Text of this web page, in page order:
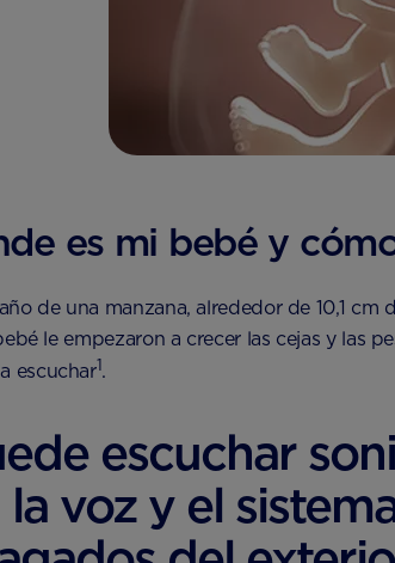
es mi bebé y
de una manzana, alrededor de 10,1
le empezaron a crecer las cejas y las
escuchar1.
escuchar
voz y el